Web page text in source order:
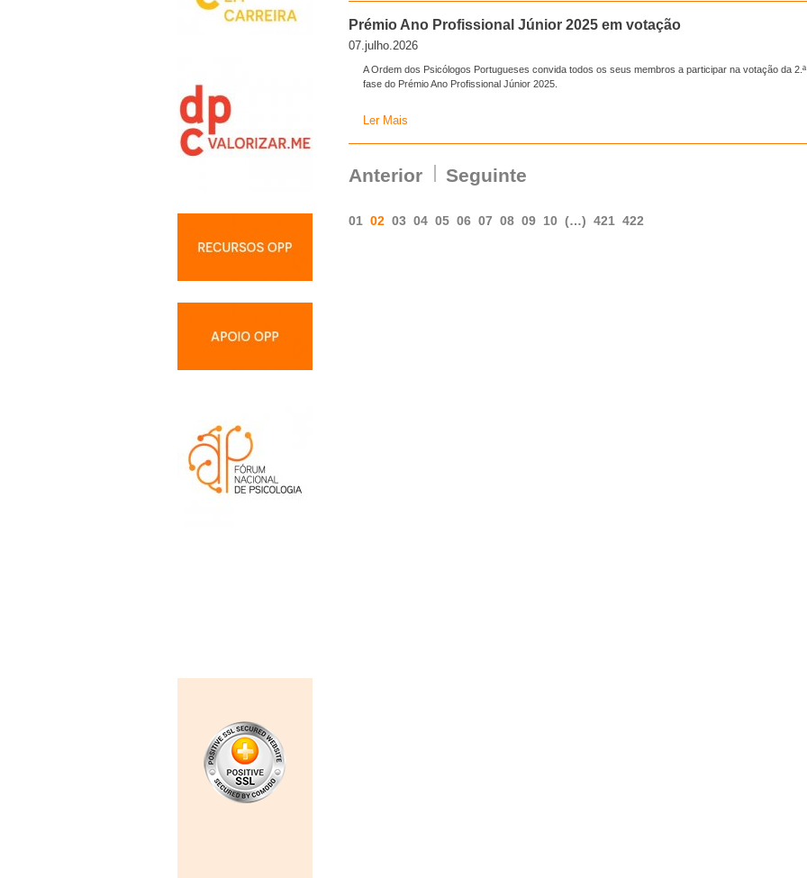
Prémio Ano Profissional Júnior 2025 em votação
07.julho.2026
A Ordem dos Psicólogos Portugueses convida todos os seus membros a participar na votação da 2.ª
fase do Prémio Ano Profissional Júnior 2025.
Ler Mais
Anterior Seguinte
01 02 03 04 05 06 07 08 09 10 (…) 421 422